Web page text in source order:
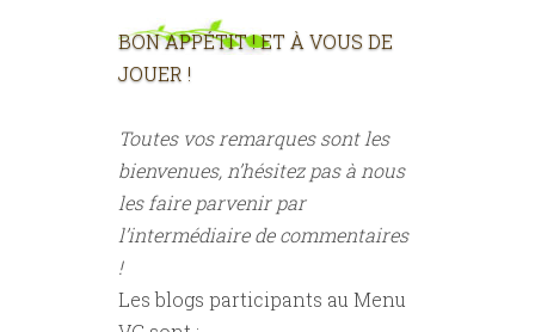
BON APPÉTIT ! ET À VOUS DE
JOUER !
Toutes vos remarques sont les
bienvenues, n’hésitez pas à nous
les faire parvenir par
l’intermédiaire de commentaires
!
Les blogs participants au Menu